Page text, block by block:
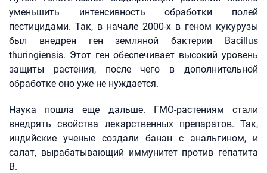
уменьшить интенсивность обработки полей
пестицидами. Так, в начале 2000-х в геном кукурузы
был внедрен ген земляной бактерии Bacillus
thuringiensis. Этот ген обеспечивает высокий уровень
защиты растения, после чего в дополнительной
обработке оно уже не нуждается.
Наука пошла еще дальше. ГМО-растениям стали
внедрять свойства лекарственных препаратов. Так,
индийские ученые создали банан с анальгином, и
салат, вырабатывающий иммунитет против гепатита
В.